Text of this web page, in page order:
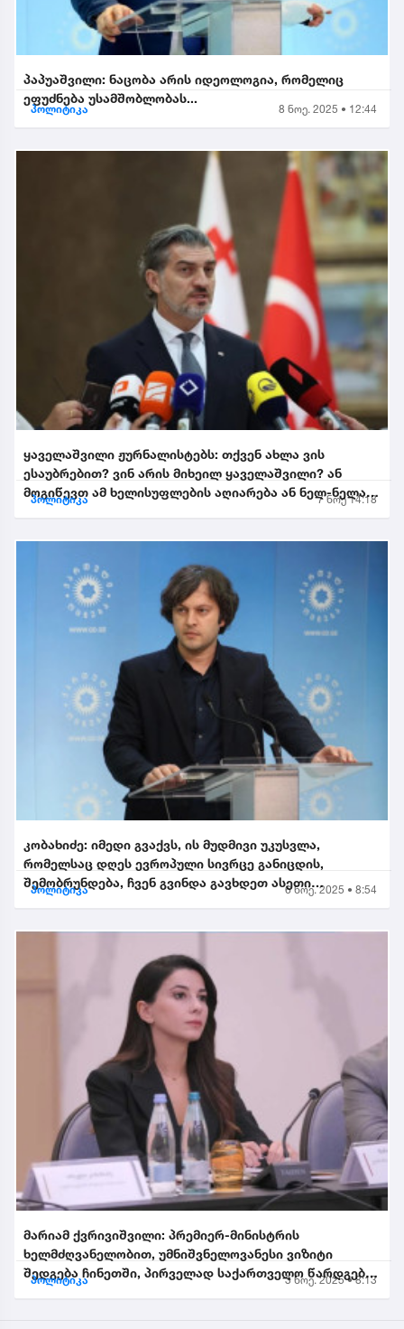
პაპუაშვილი: ნაცობა არის იდეოლოგია, რომელიც
ეფუძნება უსამშობლობას...
პოლიტიკა 8 ნოე. 2025 • 12:44
ყაველაშვილი ჟურნალისტებს: თქვენ ახლა ვის
ესაუბრებით? ვინ არის მიხეილ ყაველაშვილი? ან
მოგიწევთ ამ ხელისუფლების აღიარება ან ნელ-ნელა
პოლიტიკა 7 ნოე 14:18
კობახიძე: იმედი გვაქვს, ის მუდმივი უკუსვლა,
რომელსაც დღეს ევროპული სივრცე განიცდის,
შემობრუნდება, ჩვენ გვინდა გავხდეთ ასეთი
პოლიტიკა 6 ნოე. 2025 • 8:54
მარიამ ქვრივიშვილი: პრემიერ-მინისტრის
ხელმძღვანელობით, უმნიშვნელოვანესი ვიზიტი
შედგება ჩინეთში, პირველად საქართველო წარდგება
პოლიტიკა 3 ნოე. 2025 • 8:13